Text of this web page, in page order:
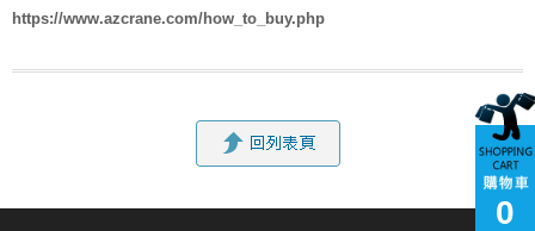
https://www.azcrane.com/how_to_buy.php
0